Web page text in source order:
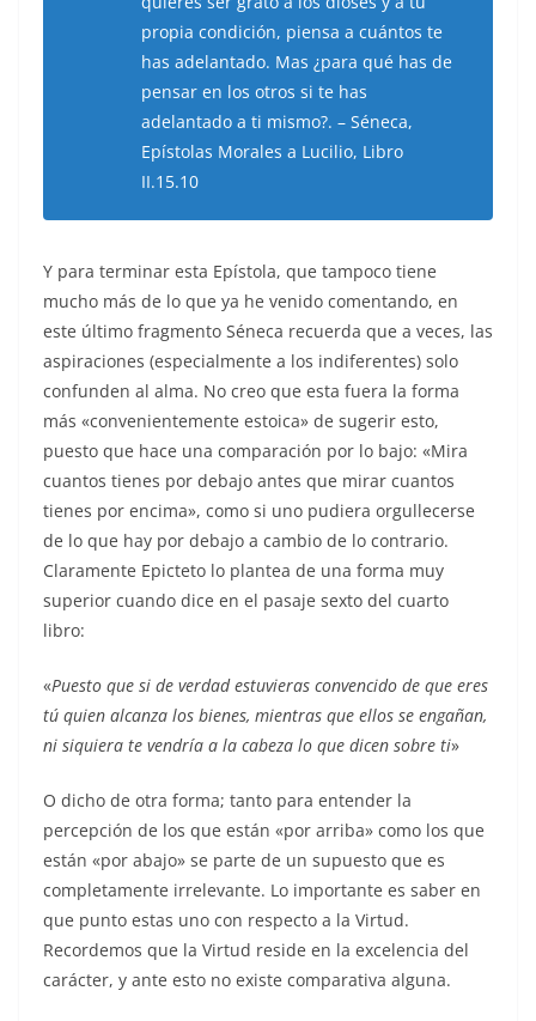
propia condición, piensa a cuántos te
has adelantado. Mas ¿para qué has de
pensar en los otros si te has
adelantado a ti mismo?. – Séneca,
Epístolas Morales a Lucilio, Libro
II.15.10
Y para terminar esta Epístola, que tampoco tiene
mucho más de lo que ya he venido comentando, en
este último fragmento Séneca recuerda que a veces, las
aspiraciones (especialmente a los indiferentes) solo
confunden al alma. No creo que esta fuera la forma
más «convenientemente estoica» de sugerir esto,
puesto que hace una comparación por lo bajo: «Mira
cuantos tienes por debajo antes que mirar cuantos
tienes por encima», como si uno pudiera orgullecerse
de lo que hay por debajo a cambio de lo contrario.
Claramente Epicteto lo plantea de una forma muy
superior cuando dice en el pasaje sexto del cuarto
libro:
«Puesto que si de verdad estuvieras convencido de que eres
tú quien alcanza los bienes, mientras que ellos se engañan,
ni siquiera te vendría a la cabeza lo que dicen sobre ti»
O dicho de otra forma; tanto para entender la
percepción de los que están «por arriba» como los que
están «por abajo» se parte de un supuesto que es
completamente irrelevante. Lo importante es saber en
que punto estas uno con respecto a la Virtud.
Recordemos que la Virtud reside en la excelencia del
carácter, y ante esto no existe comparativa alguna.